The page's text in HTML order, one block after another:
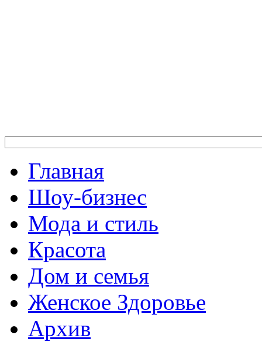
Главная
Шоу-бизнес
Мода и стиль
Красота
Дом и семья
Женское Здоровье
Архив